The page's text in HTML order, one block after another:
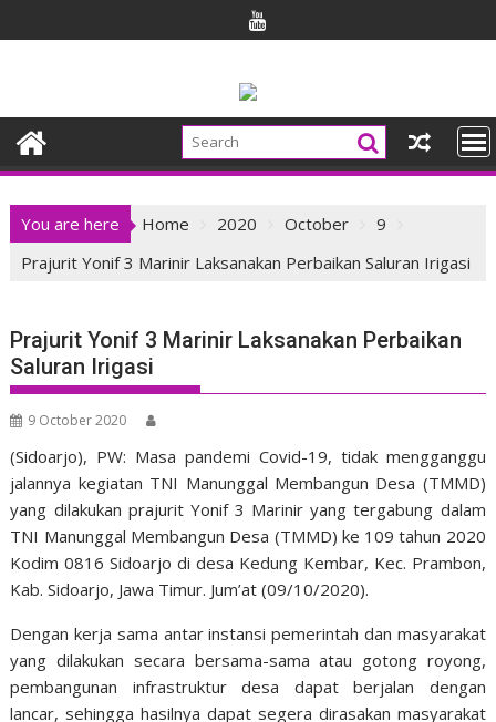
to
You are here Home 2020 October
9
Prajurit Yonif 3 Marinir Laksanakan Perbaikan Saluran Irigasi
Prajurit Yonif 3 Marinir Laksanakan Perbaikan
Saluran Irigasi
9 October 2020
(Sidoarjo), PW: Masa pandemi Covid-19, tidak mengganggu
jalannya kegiatan TNI Manunggal Membangun Desa (TMMD)
yang dilakukan prajurit Yonif 3 Marinir yang tergabung dalam
TNI Manunggal Membangun Desa (TMMD) ke 109 tahun 2020
Kodim 0816 Sidoarjo di desa Kedung Kembar, Kec. Prambon,
Kab. Sidoarjo, Jawa Timur. Jum’at (09/10/2020).
Dengan kerja sama antar instansi pemerintah dan masyarakat
yang dilakukan secara bersama-sama atau gotong royong,
pembangunan infrastruktur desa dapat berjalan dengan
lancar, sehingga hasilnya dapat segera dirasakan masyarakat